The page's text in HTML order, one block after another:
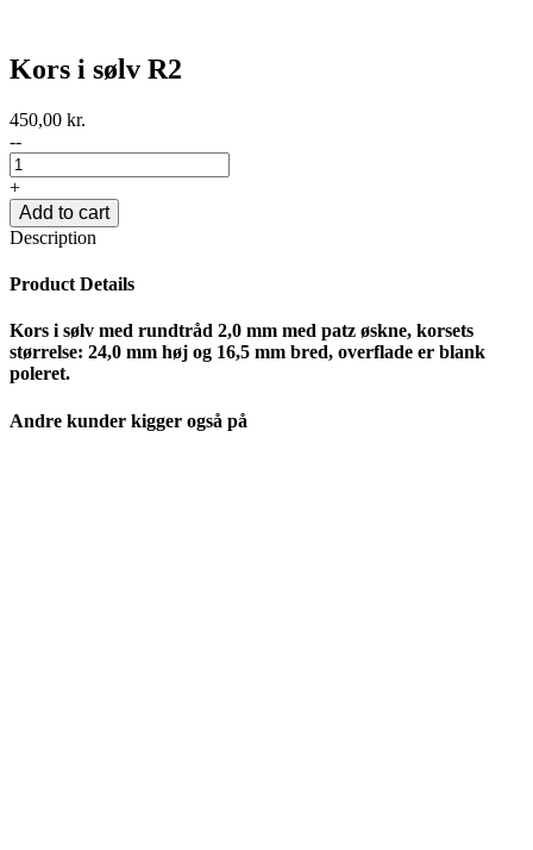
Kors i sølv R2
450,00 kr.
--
+
Add to cart
Description
Product Details
Kors i sølv med rundtråd 2,0 mm med patz øskne, korsets
størrelse: 24,0 mm høj og 16,5 mm bred, overflade er blank
poleret.
Andre kunder kigger også på